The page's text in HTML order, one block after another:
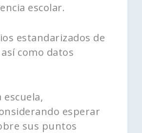
escolar.
estandarizados de
como datos
esperar
sus puntos